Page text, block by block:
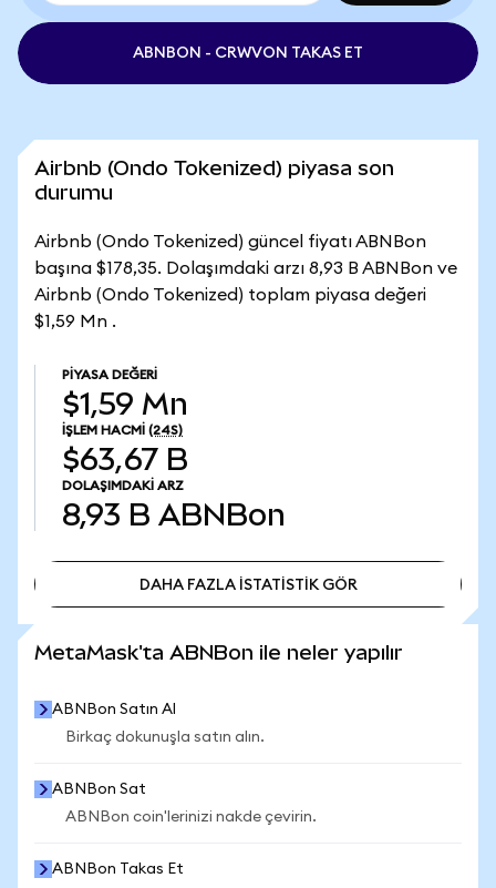
ABNBON - CRWVON TAKAS ET
Airbnb (Ondo Tokenized) piyasa son
durumu
Airbnb (Ondo Tokenized) güncel fiyatı ABNBon
başına $178,35. Dolaşımdaki arzı 8,93 B ABNBon ve
Airbnb (Ondo Tokenized) toplam piyasa değeri
$1,59 Mn .
PIYASA DEĞERI
$1,59 Mn
İŞLEM HACMI (24S)
$63,67 B
DOLAŞIMDAKI ARZ
8,93 B ABNBon
DAHA FAZLA İSTATİSTİK GÖR
MetaMask'ta ABNBon ile neler yapılır
ABNBon Satın Al
Birkaç dokunuşla satın alın.
ABNBon Sat
ABNBon coin'lerinizi nakde çevirin.
ABNBon Takas Et